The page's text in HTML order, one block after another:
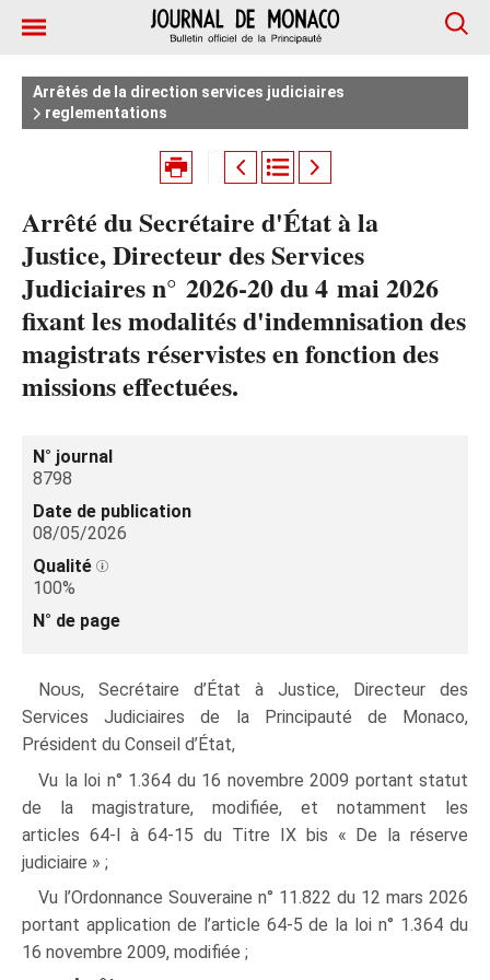
Arrêtés de la direction services judiciaires
reglementations
Arrêté du Secrétaire d'État à la
Justice, Directeur des Services
Judiciaires n° 2026‑20 du 4 mai 2026
fixant les modalités d'indemnisation des
magistrats réservistes en fonction des
missions effectuées.
N° journal
8798
Date de publication
08/05/2026
Qualité
100%
N° de page
Nous, Secrétaire d’État à Justice, Directeur des
Services Judiciaires de la Principauté de Monaco,
Président du Conseil d’État,
Vu la loi n° 1.364 du 16 novembre 2009 portant statut
de la magistrature, modifiée, et notamment les
articles 64-l à 64‑15 du Titre IX bis « De la réserve
judiciaire » ;
Vu l’Ordonnance Souveraine n° 11.822 du 12 mars 2026
portant application de l’article 64‑5 de la loi n° 1.364 du
16 novembre 2009, modifiée ;